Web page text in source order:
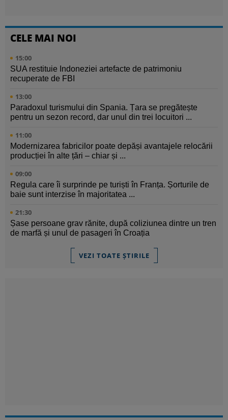
CELE MAI NOI
15:00
SUA restituie Indoneziei artefacte de patrimoniu
recuperate de FBI
13:00
Paradoxul turismului din Spania. Țara se pregătește
pentru un sezon record, dar unul din trei locuitori ...
11:00
Modernizarea fabricilor poate depăși avantajele relocării
producției în alte țări – chiar și ...
09:00
Regula care îi surprinde pe turiști în Franța. Șorturile de
baie sunt interzise în majoritatea ...
21:30
Șase persoane grav rănite, după coliziunea dintre un tren
de marfă și unul de pasageri în Croația
VEZI TOATE ȘTIRILE